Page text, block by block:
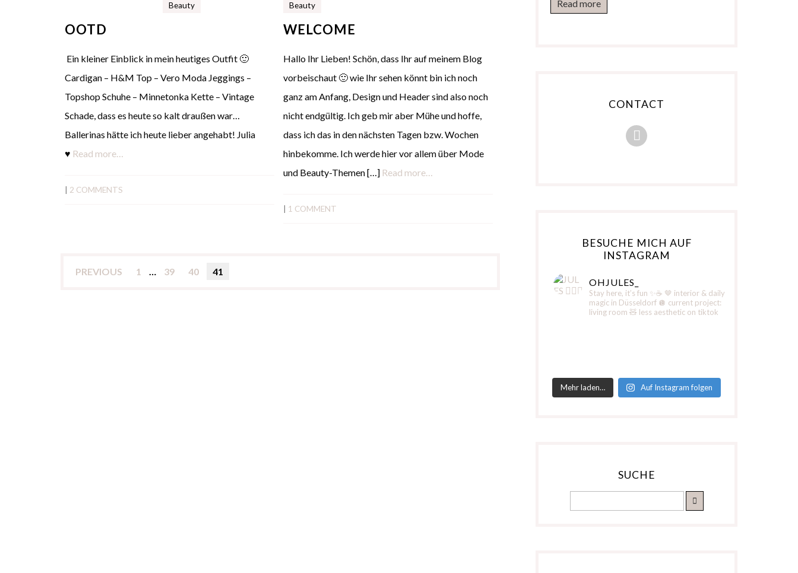
Beauty
OOTD
Ein kleiner Einblick in mein heutiges Outfit 🙂
Cardigan – H&M Top – Vero Moda Jeggings –
Topshop Schuhe – Minnetonka Kette – Vintage
Schade, dass es heute so kalt draußen war…
Ballerinas hätte ich heute lieber angehabt! Julia
♥ Read more…
2 COMMENTS
Beauty
WELCOME
Hallo Ihr Lieben! Schön, dass Ihr auf meinem Blog
vorbeischaut 🙂 wie Ihr sehen könnt bin ich noch
ganz am Anfang, Design und Header sind also noch
nicht endgültig. Ich geb mir aber Mühe und hoffe,
dass ich das in den nächsten Tagen bzw. Wochen
hinbekomme. Ich werde hier vor allem über Mode
und Beauty-Themen […] Read more…
1 COMMENT
PREVIOUS 1 … 39 40 41
Read more
CONTACT
BESUCHE MICH AUF
INSTAGRAM
OHJULES_
Stay here, it’s fun ✨☕️ 🤎 interior & daily
magic in Düsseldorf 🪩 current project:
living room 🧸 less aesthetic on tiktok
Mehr laden… Auf Instagram folgen
SUCHE